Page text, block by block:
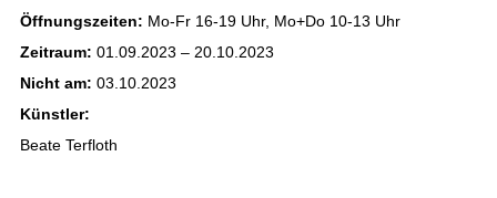
Öffnungszeiten: Mo-Fr 16-19 Uhr, Mo+Do 10-13 Uhr
Zeitraum: 01.09.2023 – 20.10.2023
Nicht am: 03.10.2023
Künstler:
Beate Terfloth